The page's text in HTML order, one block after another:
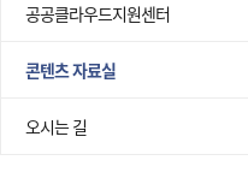
공공클라우드지원센터
콘텐츠 자료실
오시는 길